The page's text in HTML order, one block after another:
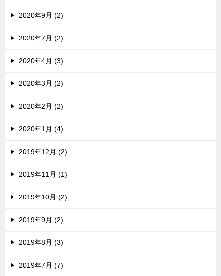
2020年9月 (2)
2020年7月 (2)
2020年4月 (3)
2020年3月 (2)
2020年2月 (2)
2020年1月 (4)
2019年12月 (2)
2019年11月 (1)
2019年10月 (2)
2019年9月 (2)
2019年8月 (3)
2019年7月 (7)